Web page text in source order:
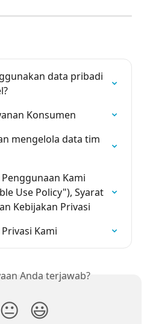
data pribadi
Konsumen
mengelola data tim
Kami
Use Policy"), Syarat
Kebijakan Privasi
Kami
Anda terjawab?
😐 😃